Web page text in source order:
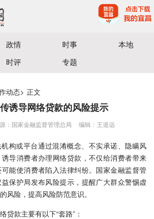
主办
政情 时事
本地
时评 专题
动态> 正文
诱导网络贷款的风险提示
：国家金融监督管理总局 编辑：王道远
构或平台通过混淆概念、不实承诺、隐瞒风
导消费者办理网络贷款，不仅给消费者带来
能使消费者陷入法律纠纷。国家金融监督管
保护局发布风险提示，提醒广大群众警惕虚
风险，提高风险防范意识。
贷款主要有以下“套路”：